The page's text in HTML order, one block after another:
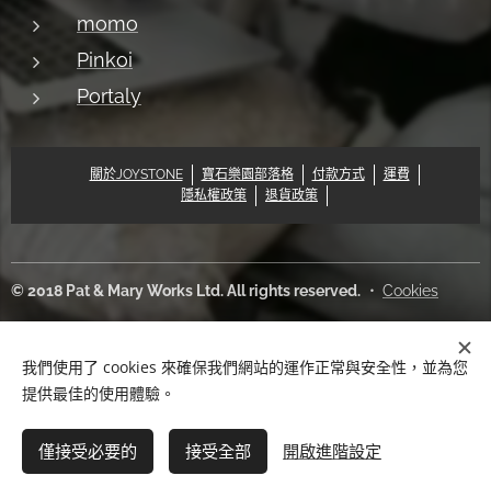
新增到購物車
momo
Pinkoi
Portaly
關於JOYSTONE 寶石樂園部落格 付款方式
運費
隱私權政策
退貨政策
© 2018 Pat & Mary Works Ltd. All rights reserved. Cookies
中文 (繁體)
English
我們使用了 cookies 來確保我們網站的運作正常與安全性，並為您
提供最佳的使用體驗。
僅接受必要的 接受全部 開啟進階設定